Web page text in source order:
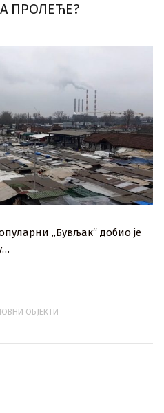
ПРОЛЕЋЕ?
„Бувљак“ добио је
ОБЈЕКТИ